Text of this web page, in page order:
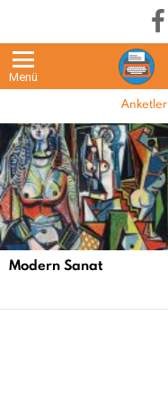
Menü
Anketler
EN
YENI
İÇERIKLER
Modern Sanat